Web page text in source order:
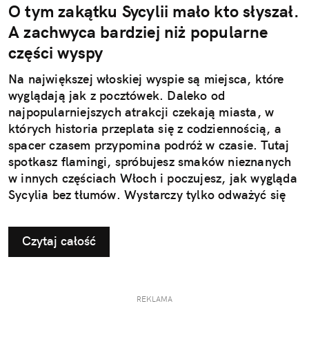
O tym zakątku Sycylii mało kto słyszał.
A zachwyca bardziej niż popularne
części wyspy
Na największej włoskiej wyspie są miejsca, które
wyglądają jak z pocztówek. Daleko od
najpopularniejszych atrakcji czekają miasta, w
których historia przeplata się z codziennością, a
spacer czasem przypomina podróż w czasie. Tutaj
spotkasz flamingi, spróbujesz smaków nieznanych
w innych częściach Włoch i poczujesz, jak wygląda
Sycylia bez tłumów. Wystarczy tylko odważyć się
Czytaj całość
REKLAMA